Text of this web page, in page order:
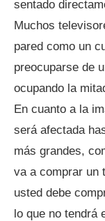
sentado
Muchos
pared como un
preocuparse de
ocupando la
En cuanto a la
será afectada
más grandes,
va a comprar un
usted debe
lo que no tendrá